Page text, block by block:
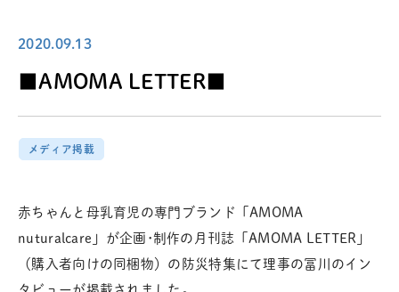
MEDIA
講座のご依頼 取材お申し込み
お問い合わせ
2020.09.13
■AMOMA LETTER■
メディア掲載
赤ちゃんと母乳育児の専門ブランド「AMOMA
nuturalcare」が企画･制作の月刊誌「AMOMA LETTER」
（購入者向けの同梱物）の防災特集にて理事の冨川のイン